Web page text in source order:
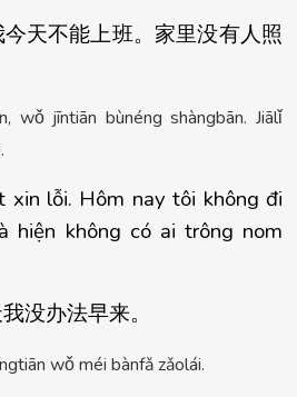
天不能上班。家里没有人照
n, wǒ jīntiān bùnéng shàngbān. Jiālǐ
xin lỗi. Hôm nay tôi không đi
hiện không có ai trông nom
没办法早来。
ngtiān wǒ méi bànfǎ zǎolái.